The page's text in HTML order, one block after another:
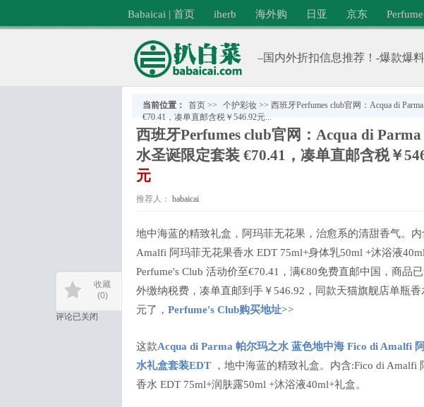
Babaicai | 首页 iherb 海外购 日亚 京东 Perfume
–国内外折扣信息推荐！-爆款爆
当前位置： 首页>> 个护彩妆 >> 西班牙Perfumes club官网：Acqua di
€70.41，凑单直邮含税￥546.92元...
西班牙Perfumes club官网：Acqua di
水圣诞限定套装 €70.41，凑单直邮含税￥
元
推荐人： babaicai
地中海蓝的精致礼盒，阿玛菲无花果，治愈系的清甜香气。内
Amalfi 阿玛菲无花果香水 EDT 75ml+身体乳50ml +沐浴液
Perfume's Club 活动价至€70.41，满€80免费直邮中国，商品
外缴纳税费，凑单直邮到手￥546.92，同款天猫旗舰店单瓶香
元了， Perfume's Club购买地址>>
这款Acqua di Parma 帕尔玛之水 蓝色地中海 Fico di Amalfi
水礼盒套装EDT ，地中海蓝的精致礼盒。内含:Fico di Amalfi
香水 EDT 75ml+润肤露50ml +沐浴液40ml+礼盒。
收藏
(0)
评论已关闭